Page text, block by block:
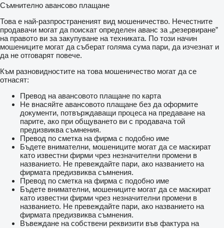
Съмнително авансово плащане
Това е най-разпространеният вид мошеничество. Нечестните
продавачи могат да поискат определен аванс за „резервиране”
на правото ви за закупуване на техниката. По този начин
мошениците могат да съберат голяма сума пари, да изчезнат и
да не отговарят повече.
Към разновидностите на това мошеничество могат да се
отнасят:
Превод на авансовото плащане по карта
Не внасяйте авансовото плащане без да оформите
документи, потвърждаващи процеса на предаване на
парите, ако при общуването ви с продавача той
предизвиква съмнения.
Превод по сметка на фирма с подобно име
Бъдете внимателни, мошениците могат да се маскират
като известни фирми чрез незначителни промени в
названието. Не превеждайте пари, ако названието на
фирмата предизвиква съмнения.
Превод по сметка на фирма с подобно име
Бъдете внимателни, мошениците могат да се маскират
като известни фирми чрез незначителни промени в
названието. Не превеждайте пари, ако названието на
фирмата предизвиква съмнения.
Въвеждане на собствени реквизити във фактура на